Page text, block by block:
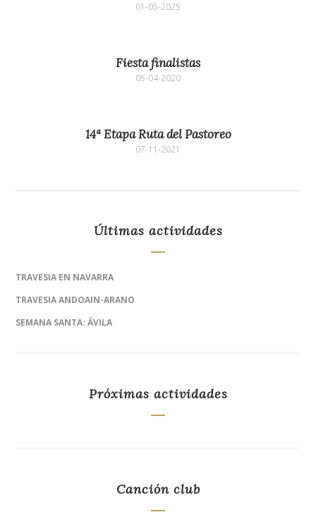
01-05-2025
Fiesta finalistas
05-04-2020
14ª Etapa Ruta del Pastoreo
07-11-2021
Últimas actividades
TRAVESIA EN NAVARRA
TRAVESIA ANDOAIN-ARANO
SEMANA SANTA: ÁVILA
Próximas actividades
Canción club